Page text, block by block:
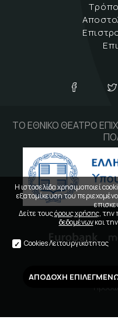
ΤΟ ΕΘΝΙΚΟ ΘΕΑΤΡΟ
Η ιστοσελίδα χρησιμοποιεί
εξατομίκευση του
Δείτε τουςόρους χρήσης, την
δεδομένωνκαι την
Cookies Λειτουργικότητας
ΑΠΟΔΟΧΗ